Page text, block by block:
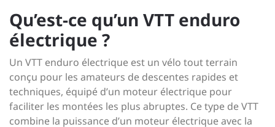
Qu’est-ce qu’un VTT enduro
électrique ?
Un VTT enduro électrique est un vélo tout terrain
conçu pour les amateurs de descentes rapides et
techniques, équipé d’un moteur électrique pour
faciliter les montées les plus abruptes. Ce type de VTT
combine la puissance d’un moteur électrique avec la